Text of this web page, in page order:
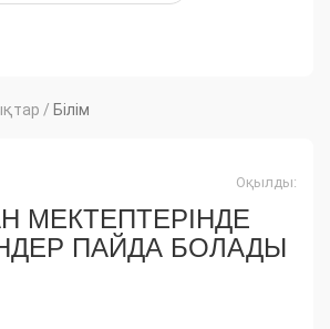
/ Білім
Оқылды:
МЕКТЕПТЕРІНДЕ
ПАЙДА БОЛАДЫ